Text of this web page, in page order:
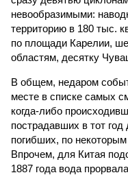
невообразимыми:
территорию в 180 тыс.
по площади Карелии,
областям, десятку
В общем, недаром
месте в списке самых
когда-либо
пострадавших в тот
погибших, по
Впрочем, для Китая
1887 года вода